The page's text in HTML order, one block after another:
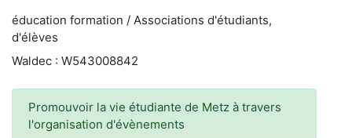
éducation formation / Associations d'étudiants,
d'élèves
Waldec : W543008842
Promouvoir la vie étudiante de Metz à travers
l'organisation d'évènements